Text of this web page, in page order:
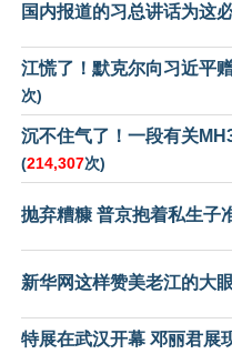
国内报道的习总讲话为这
江慌了！默克尔向习近平
次)
沉不住气了！一段有关
(214,307次)
抛弃糟糠 普京抱着私生子
新华网这样赞美老江的大
特展在武汉开幕 邓丽君展